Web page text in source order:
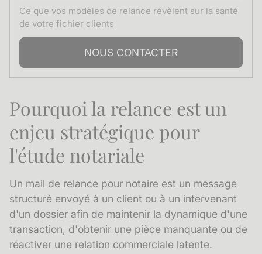
Ce que vos modèles de relance révèlent sur la santé
de votre fichier clients
NOUS CONTACTER
Pourquoi la relance est un
enjeu stratégique pour
l'étude notariale
Un mail de relance pour notaire est un message
structuré envoyé à un client ou à un intervenant
d'un dossier afin de maintenir la dynamique d'une
transaction, d'obtenir une pièce manquante ou de
réactiver une relation commerciale latente.